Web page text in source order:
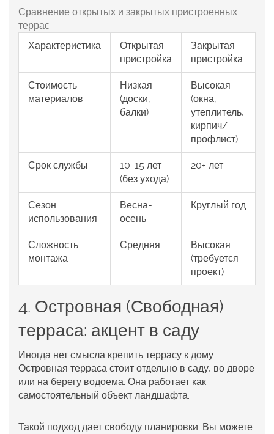
Сравнение открытых и закрытых пристроенных
террас
Характеристика
Открытая
пристройка
Закрытая
пристройка
Стоимость
материалов
Низкая
(доски,
балки)
Высокая
(окна,
утеплитель,
кирпич/
профлист)
Срок службы
10-15 лет
(без ухода)
20+ лет
Сезон
использования
Весна-
осень
Круглый год
Сложность
монтажа
Средняя
Высокая
(требуется
проект)
4. Островная (Свободная)
терраса: акцент в саду
Иногда нет смысла крепить террасу к дому.
Островная терраса стоит отдельно в саду, во дворе
или на берегу водоема. Она работает как
самостоятельный объект ландшафта.
Такой подход дает свободу планировки. Вы можете